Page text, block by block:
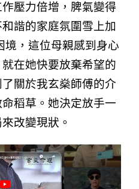
壓力倍增，脾氣變得
諧的家庭氛圍雪上加
境，這位母親感到身心
在她快要放棄希望的
關於我玄燊師傅的介
稻草。她決定放手一
改變現狀。